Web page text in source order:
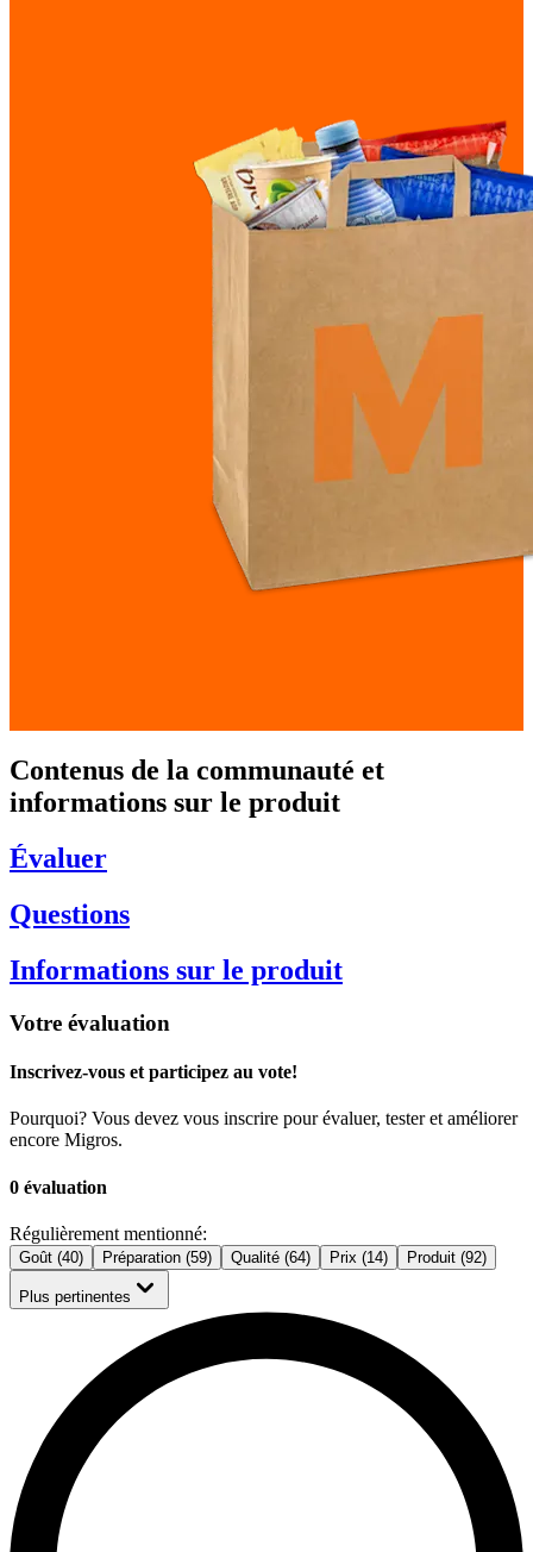
Contenus de la communauté et
informations sur le produit
Évaluer
Questions
Informations sur le produit
Votre évaluation
Inscrivez-vous et participez au vote!
Pourquoi? Vous devez vous inscrire pour évaluer, tester et améliorer
encore Migros.
0 évaluation
Régulièrement mentionné:
Goût (40) Préparation (59) Qualité (64) Prix (14) Produit (92)
Plus pertinentes